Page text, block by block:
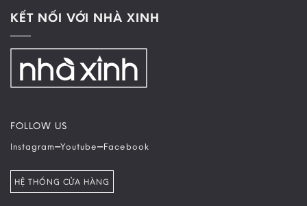
KẾT NỐI VỚI NHÀ XINH
FOLLOW US
Instagram–Youtube–Facebook
HỆ THỐNG CỬA HÀNG